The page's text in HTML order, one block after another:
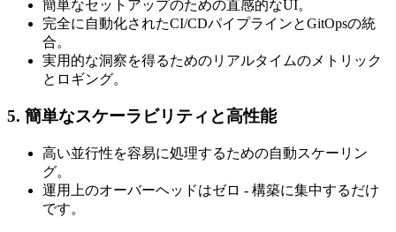
簡単なセットアップのための直感的なUI。
完全に自動化されたCI/CDパイプラインとGitOpsの統
合。
実用的な洞察を得るためのリアルタイムのメトリック
とロギング。
5. 簡単なスケーラビリティと高性能
高い並行性を容易に処理するための自動スケーリン
グ。
運用上のオーバーヘッドはゼロ - 構築に集中するだけ
です。